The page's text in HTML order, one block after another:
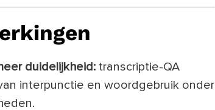
duidelijkheid: transcriptie-QA
interpunctie en woordgebruik onder